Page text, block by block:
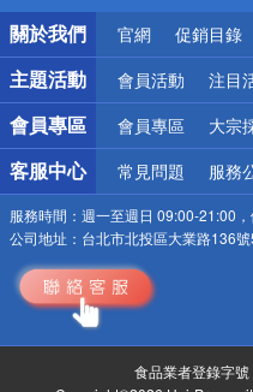
銀行優惠
偏遠地區配送
詐騙網頁！請
關於我們
官網 促銷目錄
主題活動 會員活動 注目
會員專區 會員專區 大宗
客服中心 常見問題 服務
服務時間： 週一至週日 09:00-21:00
公司地址： 台北市北投區大業路136
食品業者登錄字